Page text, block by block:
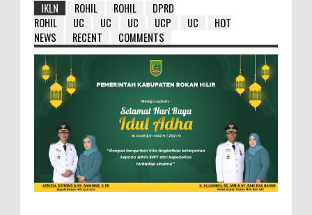
IKLN ROHIL ROHIL
DPRD
ROHIL
UC UC UC UCP UC
HOT
NEWS
RECENT COMMENTS